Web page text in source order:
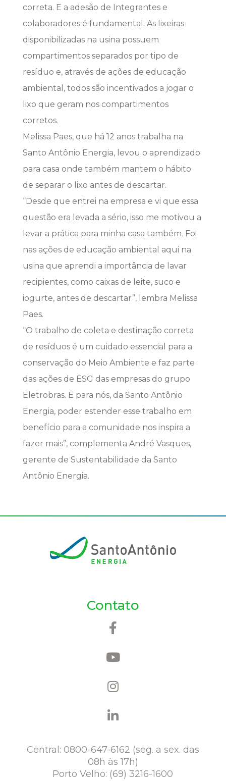
correta. E a adesão de Integrantes e
colaboradores é fundamental. As lixeiras
disponibilizadas na usina possuem
compartimentos separados por tipo de
resíduo e, através de ações de educação
ambiental, todos são incentivados a jogar o
lixo que geram nos compartimentos
corretos.
Melissa Paes, que há 12 anos trabalha na
Santo Antônio Energia, levou o aprendizado
para casa onde também mantem o hábito
de separar o lixo antes de descartar.
“Desde que entrei na empresa e vi que essa
questão era levada a sério, isso me motivou a
levar a prática para minha casa também. Foi
nas ações de educação ambiental aqui na
usina que aprendi a importância de lavar
recipientes, como caixas de leite, suco e
iogurte, antes de descartar”, lembra Melissa
Paes.
“O trabalho de coleta e destinação correta
de resíduos é um cuidado essencial para a
conservação do Meio Ambiente e faz parte
das ações de ESG das empresas do grupo
Eletrobras. E para nós, da Santo Antônio
Energia, poder estender esse trabalho em
benefício para a comunidade nos inspira a
fazer mais”, complementa André Vasques,
gerente de Sustentabilidade da Santo
Antônio Energia.
Contato
Central: 0800-647-6162 (seg. a sex. das
08h às 17h)
Porto Velho: (69) 3216-1600